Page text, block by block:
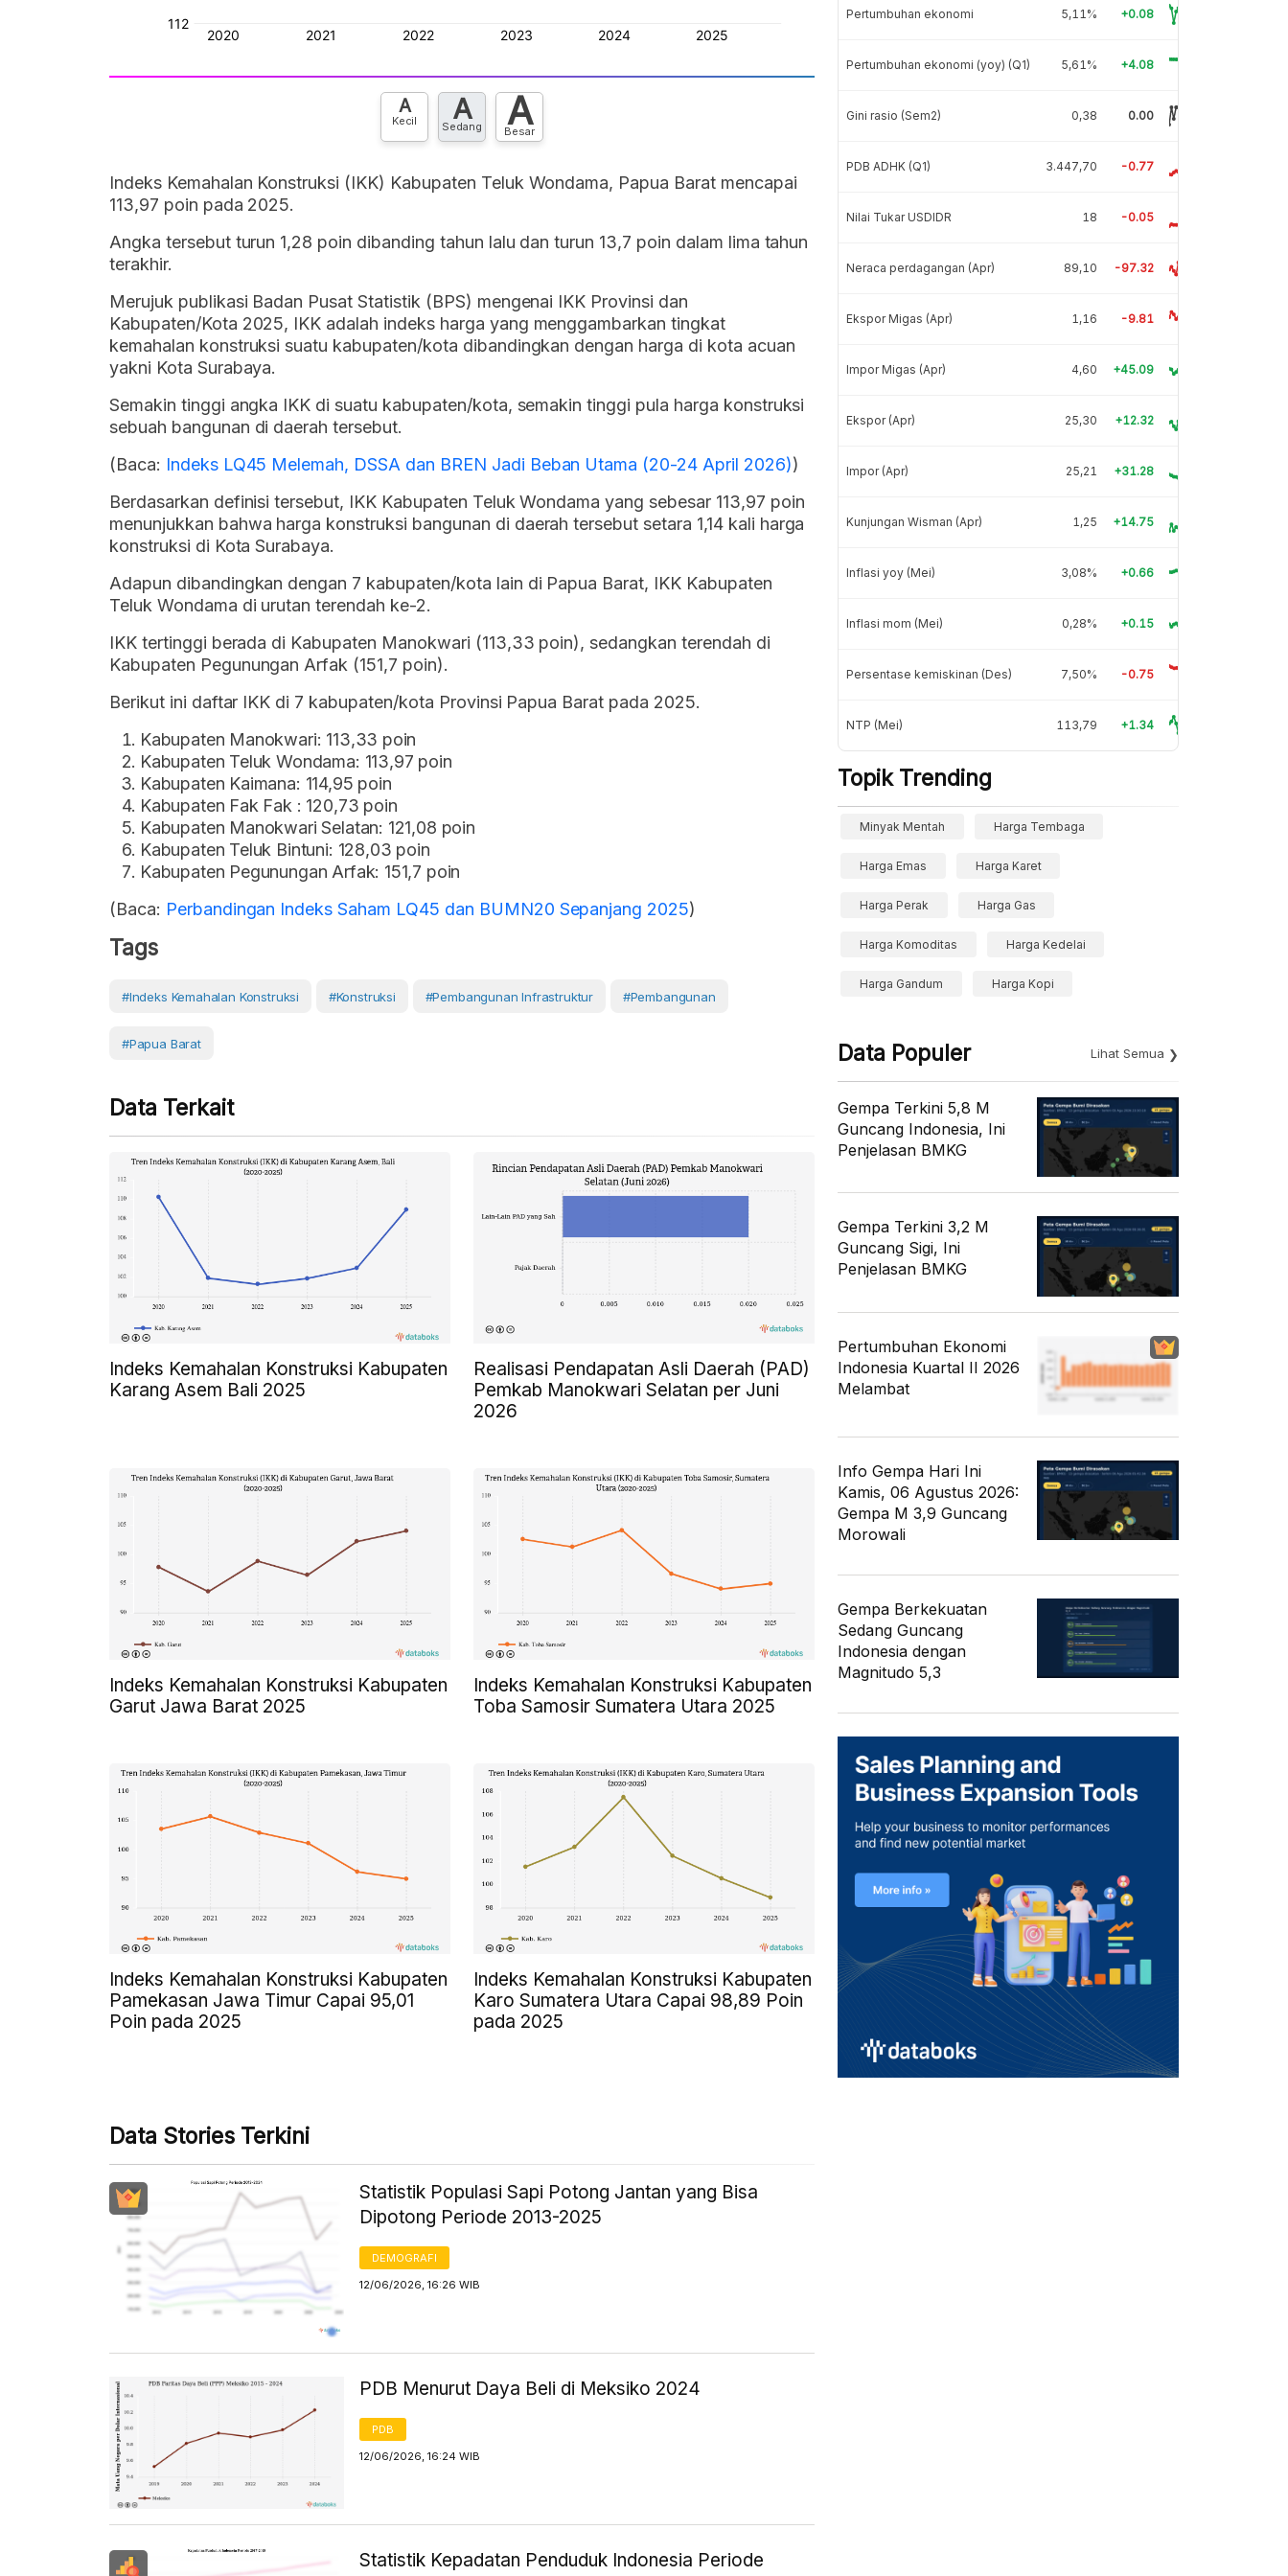
A
Kecil A
Sedang A
Besar
Indeks Kemahalan Konstruksi (IKK) Kabupaten Teluk Wondama, Papua Barat mencapai
113,97 poin pada 2025.
Angka tersebut turun 1,28 poin dibanding tahun lalu dan turun 13,7 poin dalam lima tahun
terakhir.
Merujuk publikasi Badan Pusat Statistik (BPS) mengenai IKK Provinsi dan
Kabupaten/Kota 2025, IKK adalah indeks harga yang menggambarkan tingkat
kemahalan konstruksi suatu kabupaten/kota dibandingkan dengan harga di kota acuan
yakni Kota Surabaya.
Semakin tinggi angka IKK di suatu kabupaten/kota, semakin tinggi pula harga konstruksi
sebuah bangunan di daerah tersebut.
(Baca: Indeks LQ45 Melemah, DSSA dan BREN Jadi Beban Utama (20-24 April 2026))
Berdasarkan definisi tersebut, IKK Kabupaten Teluk Wondama yang sebesar 113,97 poin
menunjukkan bahwa harga konstruksi bangunan di daerah tersebut setara 1,14 kali harga
konstruksi di Kota Surabaya.
Adapun dibandingkan dengan 7 kabupaten/kota lain di Papua Barat, IKK Kabupaten
Teluk Wondama di urutan terendah ke-2.
IKK tertinggi berada di Kabupaten Manokwari (113,33 poin), sedangkan terendah di
Kabupaten Pegunungan Arfak (151,7 poin).
Berikut ini daftar IKK di 7 kabupaten/kota Provinsi Papua Barat pada 2025.
Kabupaten Manokwari: 113,33 poin
Kabupaten Teluk Wondama: 113,97 poin
Kabupaten Kaimana: 114,95 poin
Kabupaten Fak Fak : 120,73 poin
Kabupaten Manokwari Selatan: 121,08 poin
Kabupaten Teluk Bintuni: 128,03 poin
Kabupaten Pegunungan Arfak: 151,7 poin
(Baca: Perbandingan Indeks Saham LQ45 dan BUMN20 Sepanjang 2025)
Tags
#Indeks Kemahalan Konstruksi #Konstruksi #Pembangunan Infrastruktur #pembangunan
#Papua Barat
Data Terkait
Indeks Kemahalan Konstruksi Kabupaten
Karang Asem Bali 2025
Realisasi Pendapatan Asli Daerah (PAD)
Pemkab Manokwari Selatan per Juni
2026
Indeks Kemahalan Konstruksi Kabupaten
Garut Jawa Barat 2025
Indeks Kemahalan Konstruksi Kabupaten
Toba Samosir Sumatera Utara 2025
Indeks Kemahalan Konstruksi Kabupaten
Pamekasan Jawa Timur Capai 95,01
Poin pada 2025
Indeks Kemahalan Konstruksi Kabupaten
Karo Sumatera Utara Capai 98,89 Poin
pada 2025
Data Stories Terkini
Statistik Populasi Sapi Potong Jantan yang Bisa
Dipotong Periode 2013-2025
DEMOGRAFI
12/06/2026, 16:26 WIB
PDB Menurut Daya Beli di Meksiko 2024
PDB
12/06/2026, 16:24 WIB
Statistik Kepadatan Penduduk Indonesia Periode
Pertumbuhan ekonomi 5,11% +0.08
Pertumbuhan ekonomi (yoy) (Q1) 5,61% +4.08
Gini rasio (Sem2) 0,38 0.00
PDB ADHK (Q1) 3.447,70 -0.77
Nilai Tukar USDIDR 18 -0.05
Neraca perdagangan (Apr) 89,10 -97.32
Ekspor Migas (Apr) 1,16 -9.81
Impor Migas (Apr) 4,60 +45.09
Ekspor (Apr) 25,30 +12.32
Impor (Apr) 25,21 +31.28
Kunjungan Wisman (Apr) 1,25 +14.75
Inflasi yoy (Mei) 3,08% +0.66
Inflasi mom (Mei) 0,28% +0.15
Persentase kemiskinan (Des) 7,50% -0.75
NTP (Mei) 113,79 +1.34
Topik Trending
Minyak Mentah Harga Tembaga
Harga Emas Harga Karet
Harga Perak Harga Gas
Harga Komoditas Harga Kedelai
Harga Gandum Harga Kopi
Data Populer Lihat Semua
Gempa Terkini 5,8 M
Guncang Indonesia, Ini
Penjelasan BMKG
Gempa Terkini 3,2 M
Guncang Sigi, Ini
Penjelasan BMKG
Pertumbuhan Ekonomi
Indonesia Kuartal II 2026
Melambat
Info Gempa Hari Ini
Kamis, 06 Agustus 2026:
Gempa M 3,9 Guncang
Morowali
Gempa Berkekuatan
Sedang Guncang
Indonesia dengan
Magnitudo 5,3